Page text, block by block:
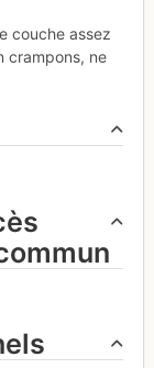
couche assez
crampons, ne